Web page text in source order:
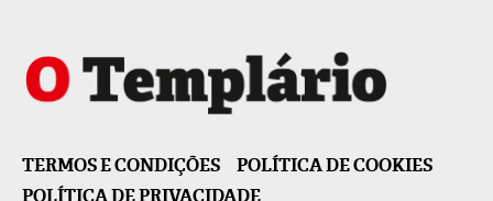
TERMOS E CONDIÇÕES
POLÍTICA DE COOKIES
POLÍTICA DE PRIVACIDADE